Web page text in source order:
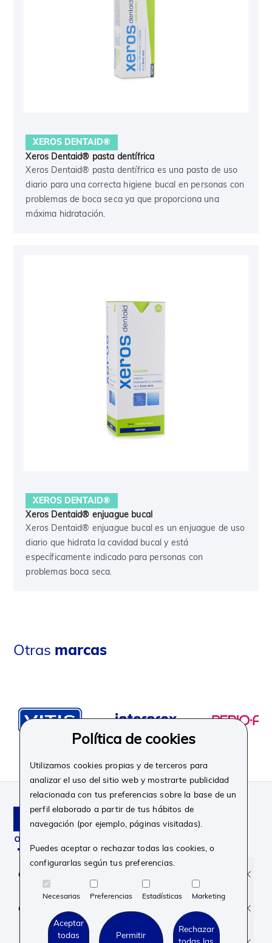
XEROS DENTAID®
Xeros Dentaid® pasta dentífrica
Xeros Dentaid® pasta dentífrica es una pasta de uso
diario para una correcta higiene bucal en personas con
problemas de boca seca ya que proporciona una
máxima hidratación.
XEROS DENTAID®
Xeros Dentaid® enjuague bucal
Xeros Dentaid® enjuague bucal es un enjuague de uso
diario que hidrata la cavidad bucal y está
específicamente indicado para personas con
problemas boca seca.
Otras marcas
Facebook
Instagram
Linkedin
Youtube
Corporativo
Contacto y soporte
Política de cookies
Utilizamos cookies propias y de terceros para
analizar el uso del sitio web y mostrarte publicidad
relacionada con tus preferencias sobre la base de un
perfil elaborado a partir de tus hábitos de
navegación (por ejemplo, páginas visitadas).
Puedes aceptar o rechazar todas las cookies, o
configurarlas según tus preferencias.
Necesarias Preferencias Estadísticas Marketing
Aceptar
todas
Permitir
Rechazar
todas las